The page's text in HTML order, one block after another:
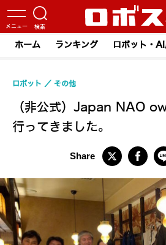
ホーム ランキング ロボット・
（非公式）Japan NAO
行ってきました。
ロボット その他